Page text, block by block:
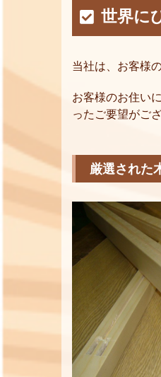
世界に
当社は、お客様
お客様のお住い
ったご要望がご
厳選された